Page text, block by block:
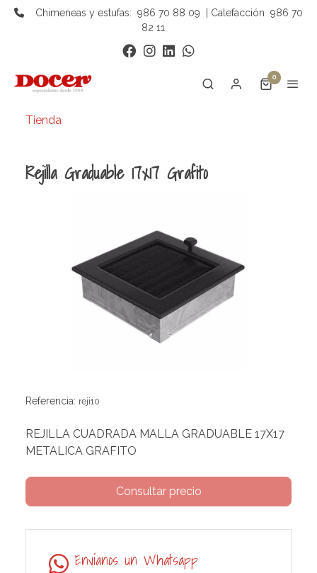
Chimeneas y estufas: 986 70 88 09 | Calefacción 986 70
82 11
0
Tienda
Rejilla Graduable 17x17 Grafito
Referencia: reji10
REJILLA CUADRADA MALLA GRADUABLE 17X17
METALICA GRAFITO
Consultar precio
Envíanos un Whatsapp